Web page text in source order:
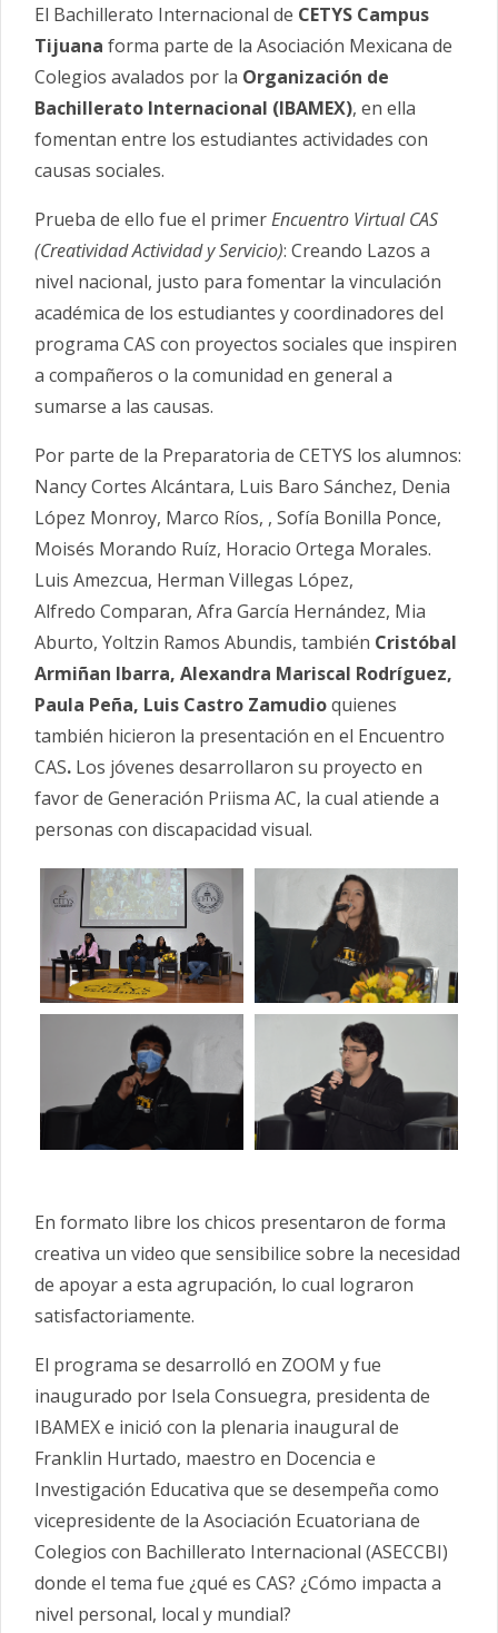
El Bachillerato Internacional de CETYS Campus
Tijuana forma parte de la Asociación Mexicana de
Colegios avalados por la Organización de
Bachillerato Internacional (IBAMEX), en ella
fomentan entre los estudiantes actividades con
causas sociales.
Prueba de ello fue el primerEncuentro Virtual CAS
(Creatividad Actividad y Servicio): Creando Lazos a
nivel nacional, justo para fomentar la vinculación
académica de los estudiantes y coordinadores del
programa CAS con proyectos sociales que inspiren
a compañeros o la comunidad en general a
sumarse a las causas.
Por parte de la Preparatoria de CETYS los alumnos:
Nancy Cortes Alcántara, Luis Baro Sánchez, Denia
López Monroy, Marco Ríos, , Sofía Bonilla Ponce,
Moisés Morando Ruíz, Horacio Ortega Morales.
Luis Amezcua, Herman Villegas López,
Alfredo Comparan, Afra García Hernández, Mia
Aburto, Yoltzin Ramos Abundis, también Cristóbal
Armiñan Ibarra, Alexandra Mariscal Rodríguez,
Paula Peña, Luis Castro Zamudioquienes
también hicieron la presentación en el Encuentro
CAS. Los jóvenes desarrollaron su proyecto en
favor de Generación Priisma AC, la cual atiende a
personas con discapacidad visual.
En formato libre los chicos presentaron de forma
creativa un video que sensibilice sobre la necesidad
de apoyar a esta agrupación, lo cual lograron
satisfactoriamente.
El programa se desarrolló en ZOOM y fue
inaugurado por Isela Consuegra, presidenta de
IBAMEX e inició con la plenaria inaugural de
Franklin Hurtado, maestro en Docencia e
Investigación Educativa que se desempeña como
vicepresidente de la Asociación Ecuatoriana de
Colegios con Bachillerato Internacional (ASECCBI)
donde el tema fue ¿qué es CAS? ¿Cómo impacta a
nivel personal, local y mundial?